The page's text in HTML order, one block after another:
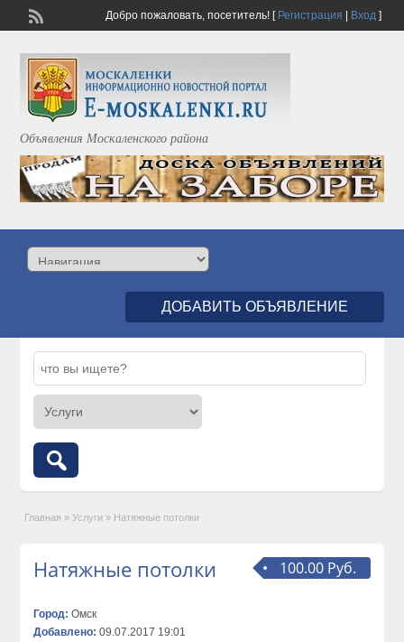
Добро пожаловать, посетитель![ Регистрация Вход]
Объявления Москаленского района
ДОБАВИТЬ ОБЪЯВЛЕНИЕ
Главная » Услуги » Натяжные потолки
100.00 Руб.
Натяжные потолки
Город: Омск
Добавлено: 09.07.2017 19:01